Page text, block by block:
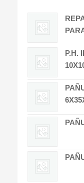
P.H.